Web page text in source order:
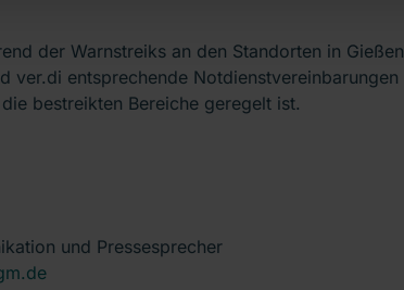
der Warnstreiks an den Standorten in Gießen
ver.di entsprechende Notdienstvereinbarungen
bestreikten Bereiche geregelt ist.
und Pressesprecher